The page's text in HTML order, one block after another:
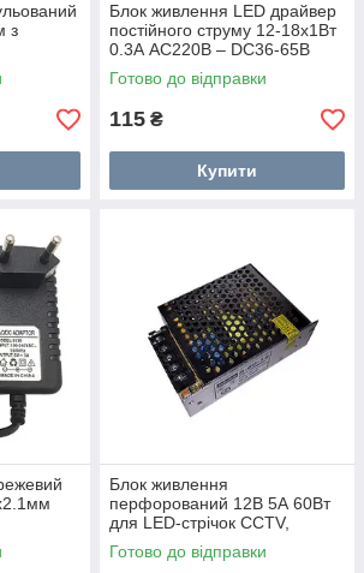
з
Блок живлення LED драйвер
постійного струму 12-18x1Вт
0.3А AC220В – DC36-65В
Готово до відправки
115 ₴
Купити
Блок живлення
перфорований 12В 5А 60Вт
для LED-стрічок CCTV,
UAlectric
Готово до відправки